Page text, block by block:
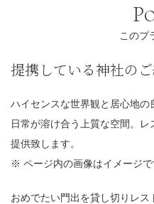
このプ
提携している神社のご
ハイセンスな世界観と居心地
日常が溶け合う上質な空間。
提供致します。
※ ページ内の画像はイメージで
おめでたい門出を貸し切りレ